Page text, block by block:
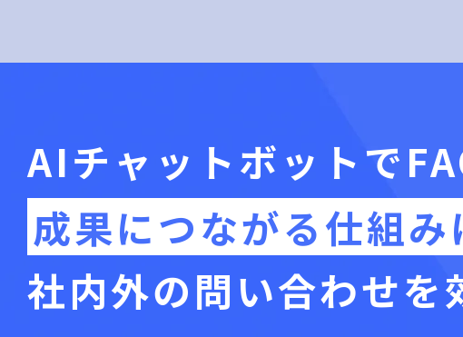
AIチャットボットで
成果につながる仕組み
社内外の問い合わせを